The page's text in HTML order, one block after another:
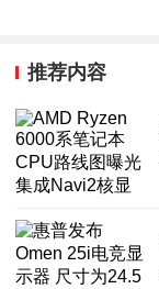
推荐内容